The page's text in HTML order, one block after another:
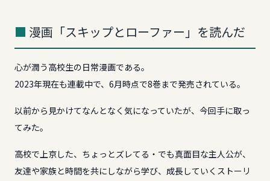
漫画「スキップとローファー」を読んだ
心が潤う高校生の日常漫画である。
2023年現在も連載中で、6月時点で8巻まで発売されている。
以前から見かけてなんとなく気になっていたが、今回手に取っ
てみた。
高校で上京した、ちょっとズレてる・でも真面目な主人公が、
友達や家族と時間を共にしながら学び、成長していくストーリ